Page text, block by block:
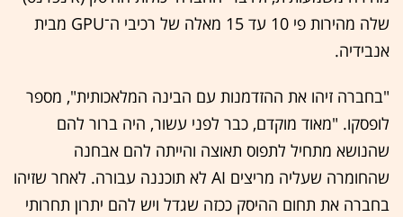
שלה מהירות פי 10 עד 15 מאלה של רכיבי ה־GPU מבית
אנבידיה.
"בחברה זיהו את ההזדמנות עם הבינה המלאכותית", מספר
לופסקו. "מאוד מוקדם, כבר לפני עשור, היה ברור להם
שהנושא מתחיל לתפוס תאוצה והייתה להם אבחנה
שהחומרה שעליה מריצים AI לא תוכננה עבורה. לאחר שזיהו
בחברה את תחום ההיסק ככזה שגדל ויש להם יתרון תחרותי